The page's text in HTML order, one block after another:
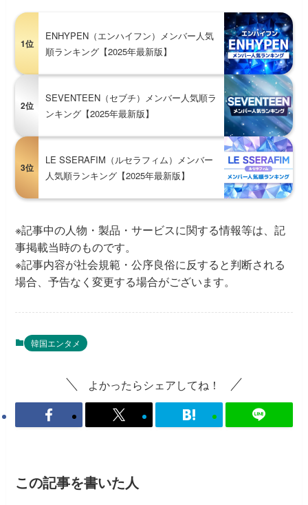
1位
ENHYPEN（エンハイフン）メンバー人気
順ランキング【2025年最新版】
2位
SEVENTEEN（セブチ）メンバー人気順ラ
ンキング【2025年最新版】
3位
LE SSERAFIM（ルセラフィム）メンバー
人気順ランキング【2025年最新版】
※記事中の人物・製品・サービスに関する情報等は、記
事掲載当時のものです。
※記事内容が社会規範・公序良俗に反すると判断される
場合、予告なく変更する場合がございます。
韓国エンタメ
よかったらシェアしてね！
この記事を書いた人